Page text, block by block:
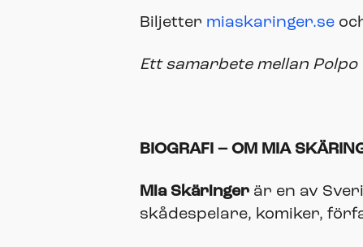
Biljetter miaskaringer.se
Ett samarbete mellan
BIOGRAFI – OM MIA
Mia Skäringer är en av
skådespelare, komiker,